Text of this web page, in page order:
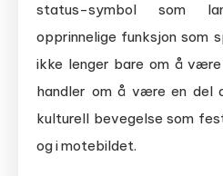
status-symbol som
opprinnelige funksjon som
ikke lenger bare om å
handler om å være en del
kulturell bevegelse som
og i motebildet.